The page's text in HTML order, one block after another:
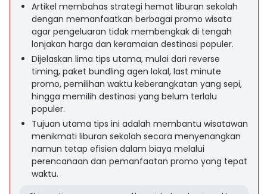
Artikel membahas strategi hemat liburan sekolah
dengan memanfaatkan berbagai promo wisata
agar pengeluaran tidak membengkak di tengah
lonjakan harga dan keramaian destinasi populer.
Dijelaskan lima tips utama, mulai dari reverse
timing, paket bundling agen lokal, last minute
promo, pemilihan waktu keberangkatan yang sepi,
hingga memilih destinasi yang belum terlalu
populer.
Tujuan utama tips ini adalah membantu wisatawan
menikmati liburan sekolah secara menyenangkan
namun tetap efisien dalam biaya melalui
perencanaan dan pemanfaatan promo yang tepat
waktu.